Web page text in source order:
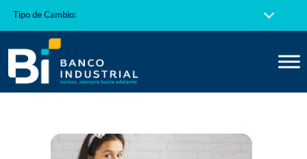
Tipo de Cambio: